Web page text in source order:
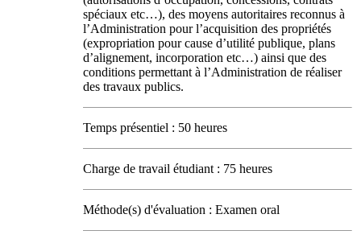
spéciaux etc…), des moyens autoritaires reconnus à
l’Administration pour l’acquisition des propriétés
(expropriation pour cause d’utilité publique, plans
d’alignement, incorporation etc…) ainsi que des
conditions permettant à l’Administration de réaliser
des travaux publics.
Temps présentiel : 50 heures
Charge de travail étudiant : 75 heures
Méthode(s) d'évaluation : Examen oral